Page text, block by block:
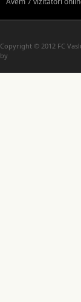
Copyright © 2012 FC
by